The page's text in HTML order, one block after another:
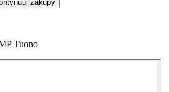
zakupy
Tuono